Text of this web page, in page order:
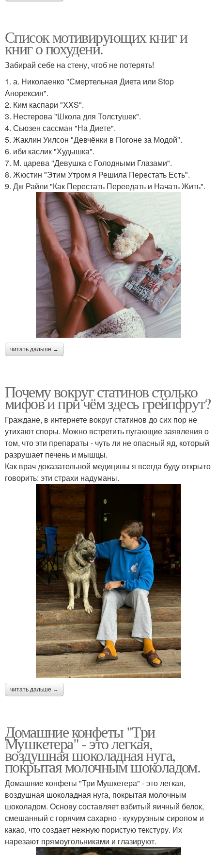
Список мотивирующих книг и
книг о похудени.
Забирай себе на стену, чтоб не потерять!
1. а. Николаенко "Смертельная Диета или Stop
Анорексия".
2. Ким каспари "XXS".
3. Нестерова "Школа для Толстушек".
4. Сьюзен сассман "На Диете".
5. Жаклин Уилсон "Девчёнки в Погоне за Модой".
6. иби каслик "Худышка".
7. М. царева "Девушка с Голодными Глазами".
8. Жюстин "Этим Утром я Решила Перестать Есть".
9. Дж Райли "Как Перестать Переедать и Начать Жить".
читать дальше →
Почему вокруг статинов столько
мифов и при чём здесь грейпфрут?
Граждане, в интернете вокруг статинов до сих пор не
утихают споры. Можно встретить пугающие заявления о
том, что эти препараты - чуть ли не опасный яд, который
разрушает печень и мышцы.
Как врач доказательной медицины я всегда буду открыто
говорить: эти страхи надуманы.
читать дальше →
Домашние конфеты "Три
Мушкетера" - это легкая,
воздушная шоколадная нуга,
покрытая молочным шоколадом.
Домашние конфеты "Три Мушкетера" - это легкая,
воздушная шоколадная нуга, покрытая молочным
шоколадом. Основу составляет взбитый яичный белок,
смешанный с горячим сахарно - кукурузным сиропом и
какао, что создает нежную пористую текстуру. Их
нарезают прямоугольниками и глазируют.